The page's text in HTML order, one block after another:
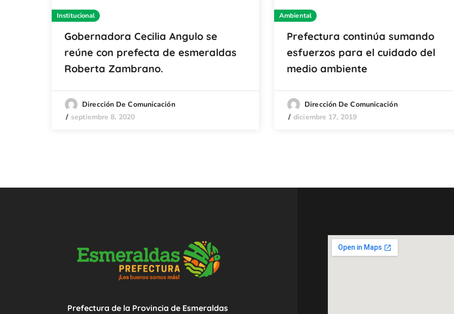
Institucional
Gobernadora Cecilia Angulo se
reúne con prefecta de esmeraldas
Roberta Zambrano.
Dirección De Comunicación
septiembre 8, 2020
Ambiental
Prefectura continúa sumando
esfuerzos para el cuidado del
medio ambiente
Dirección De Comunicación
diciembre 17, 2019
Prefectura de la Provincia de Esmeraldas